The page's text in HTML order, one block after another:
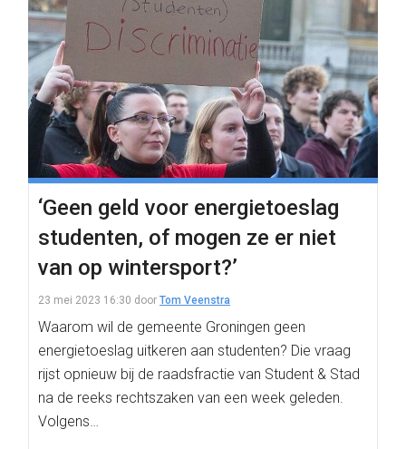
‘Geen geld voor energietoeslag
studenten, of mogen ze er niet
van op wintersport?’
23 mei 2023 16:30 door Tom Veenstra
Waarom wil de gemeente Groningen geen
energietoeslag uitkeren aan studenten? Die vraag
rijst opnieuw bij de raadsfractie van Student & Stad
na de reeks rechtszaken van een week geleden.
Volgens…